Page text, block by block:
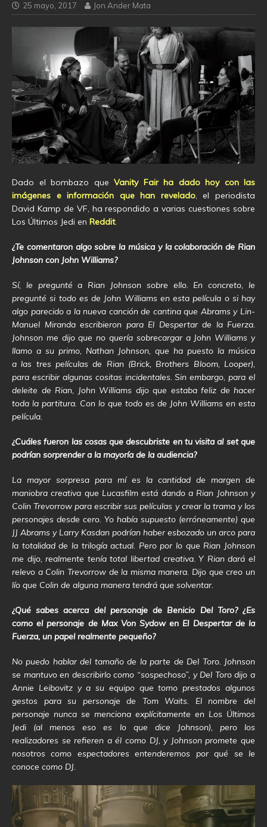
25 mayo, 2017 Jon Ander Mata
Dado el bombazo que Vanity Fair ha dado hoy con las
imágenes e información que han revelado, el periodista
David Kamp de VF, ha respondido a varias cuestiones sobre
Los Últimos Jedi en Reddit.
¿Te comentaron algo sobre la música y la colaboración de Rian
Johnson con John Williams?
Sí, le pregunté a Rian Johnson sobre ello. En concreto, le
pregunté si todo es de John Williams en esta película o si hay
algo parecido a la nueva canción de cantina que Abrams y Lin-
Manuel Miranda escribieron para El Despertar de la Fuerza.
Johnson me dijo que no quería sobrecargar a John Williams y
llamo a su primo, Nathan Johnson, que ha puesto la música
a las tres películas de Rian (Brick, Brothers Bloom, Looper),
para escribir algunas cositas incidentales.Sin embargo, para el
deleite de Rian, John Williams dijo que estaba feliz de hacer
toda la partitura. Con lo que todo es de John Williams en esta
película.
¿Cuáles fueron las cosas que descubriste en tu visita al set que
podrían sorprender a la mayoría de la audiencia?
La mayor sorpresa para mí es la cantidad de margen de
maniobra creativa que Lucasfilm está dando a Rian Johnson y
Colin Trevorrow para escribir sus películas y crear la trama y los
personajes desde cero. Yo había supuesto (erróneamente) que
JJ Abrams y Larry Kasdan podrían haber esbozado un arco para
la totalidad de la trilogía actual. Pero por lo que Rian Johnson
me dijo, realmente tenía total libertad creativa. Y Rian dará el
relevo a Colin Trevorrow de la misma manera. Dijo que creo un
lío que Colin de alguna manera tendrá que solventar.
¿Qué sabes acerca del personaje de Benicio Del Toro? ¿Es
como el personaje de Max Von Sydow en El Despertar de la
Fuerza, un papel realmente pequeño?
No puedo hablar del tamaño de la parte de Del Toro. Johnson
se mantuvo en describirlo como “sospechoso”, y Del Toro dijo a
Annie Leibovitz y a su equipo que tomo prestados algunos
gestos para su personaje de Tom Waits. El nombre del
personaje nunca se menciona explícitamente en Los Últimos
Jedi (al menos eso es lo que dice Johnson), pero los
realizadores se refieren a él como DJ, y Johnson promete que
nosotros como espectadores entenderemos por qué se le
conoce como DJ.